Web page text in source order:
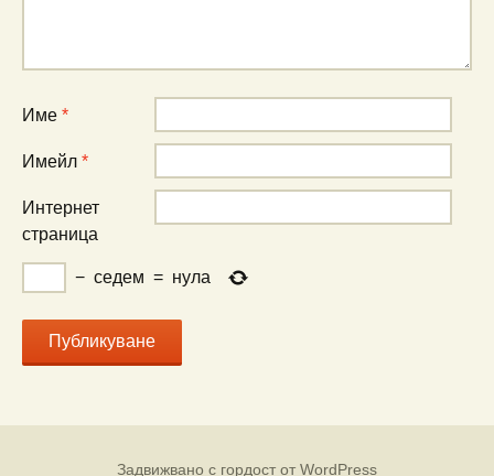
Име *
Имейл *
Интернет
страница
− седем = нула
Задвижвано с гордост от WordPress